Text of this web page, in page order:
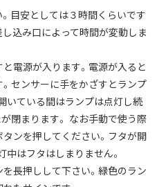
目安としては３時間くらいです
込み口によって時間が変動しま
電源が入ります。電源が入ると
センサーに手をかざすとランプ
いている間はランプは点灯し続
閉まります。 なお手動で使う際
ンを押してください。フタが開
中はフタはしまりません。
長押しして下さい。緑色のラン